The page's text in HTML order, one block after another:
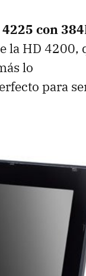
con
la HD 4200,
lo
para